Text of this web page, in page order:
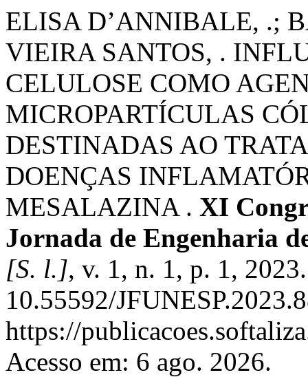
ELISA D’ANNIBALE, .;
VIEIRA SANTOS, .
CELULOSE COMO
MICROPARTÍCULAS
DESTINADAS AO
DOENÇAS
MESALAZINA . XI
Jornada de Engenharia
[S. l.], v. 1, n. 1, p. 1,
10.55592/
https://
Acesso em: 6 ago. 2026.